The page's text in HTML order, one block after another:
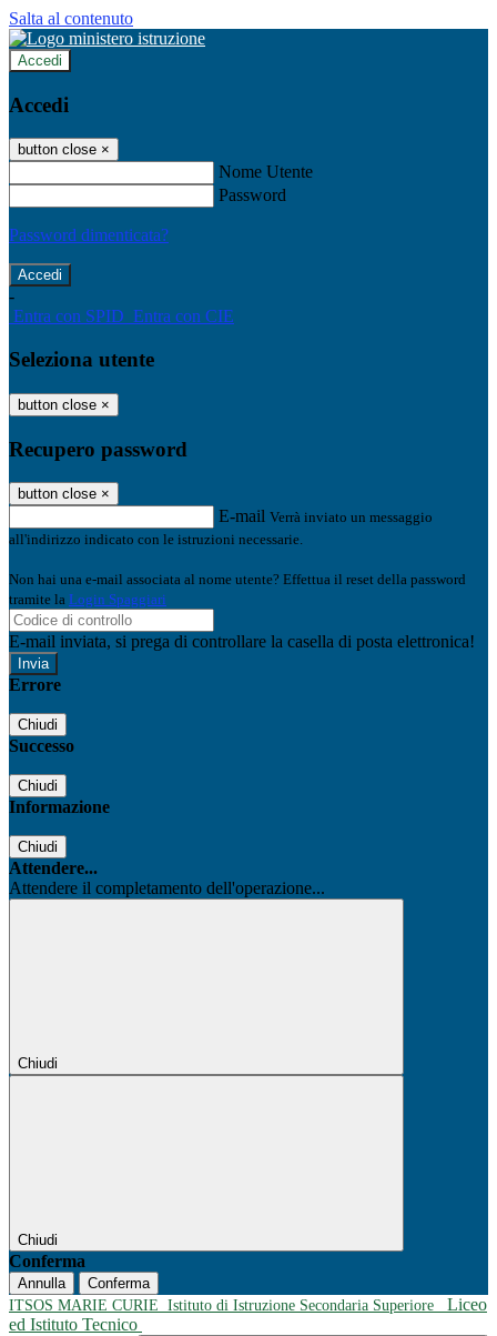
Salta al contenuto
Accedi
Accedi
button close ×
Nome Utente
Password
Password dimenticata?
-
Entra con SPID Entra con CIE
Seleziona utente
button close ×
Recupero password
button close ×
E-mail Verrà inviato un messaggio
all'indirizzo indicato con le istruzioni necessarie.
Non hai una e-mail associata al nome utente? Effettua il reset della password
tramite la Login Spaggiari
E-mail inviata, si prega di controllare la casella di posta elettronica!
Errore
Chiudi
Successo
Chiudi
Informazione
Chiudi
Attendere...
Attendere il completamento dell'operazione...
Chiudi
Chiudi
Conferma
Annulla
Conferma
ITSOS MARIE CURIE Istituto di Istruzione Secondaria Superiore
Liceo
ed Istituto Tecnico